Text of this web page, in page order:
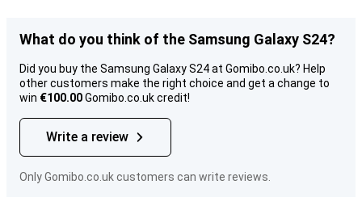
What do you think of the Samsung Galaxy S24?
Did you buy the Samsung Galaxy S24 at Gomibo.co.uk? Help
other customers make the right choice and get a change to
win €100.00Gomibo.co.uk credit!
Write a review
Only Gomibo.co.uk customers can write reviews.